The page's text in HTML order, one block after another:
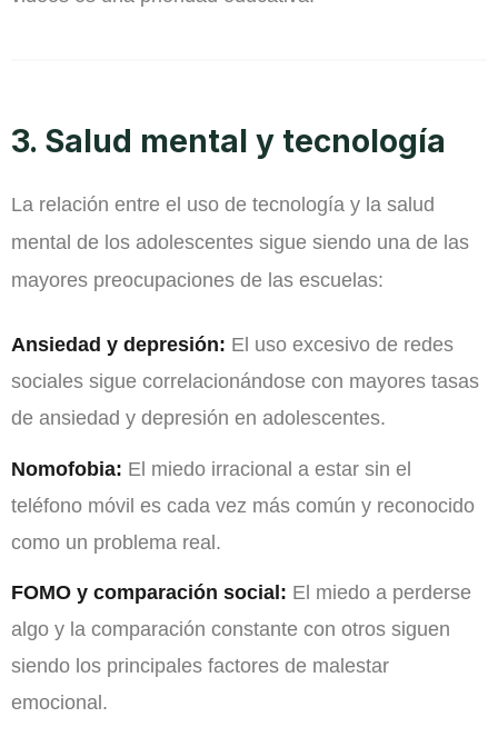
3. Salud mental y tecnología
La relación entre el uso de tecnología y la salud
mental de los adolescentes sigue siendo una de las
mayores preocupaciones de las escuelas:
Ansiedad y depresión: El uso excesivo de redes
sociales sigue correlacionándose con mayores tasas
de ansiedad y depresión en adolescentes.
Nomofobia: El miedo irracional a estar sin el
teléfono móvil es cada vez más común y reconocido
como un problema real.
FOMO y comparación social: El miedo a perderse
algo y la comparación constante con otros siguen
siendo los principales factores de malestar
emocional.